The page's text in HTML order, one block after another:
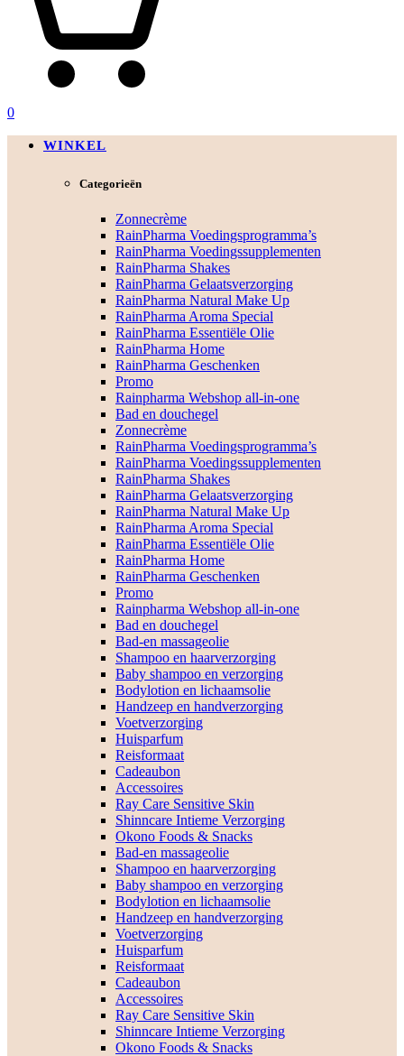
0
WINKEL
Categorieën
Zonnecrème
RainPharma Voedingsprogramma’s
RainPharma Voedingssupplementen
RainPharma Shakes
RainPharma Gelaatsverzorging
RainPharma Natural Make Up
RainPharma Aroma Special
RainPharma Essentiële Olie
RainPharma Home
RainPharma Geschenken
Promo
Rainpharma Webshop all-in-one
Bad en douchegel
Zonnecrème
RainPharma Voedingsprogramma’s
RainPharma Voedingssupplementen
RainPharma Shakes
RainPharma Gelaatsverzorging
RainPharma Natural Make Up
RainPharma Aroma Special
RainPharma Essentiële Olie
RainPharma Home
RainPharma Geschenken
Promo
Rainpharma Webshop all-in-one
Bad en douchegel
Bad-en massageolie
Shampoo en haarverzorging
Baby shampoo en verzorging
Bodylotion en lichaamsolie
Handzeep en handverzorging
Voetverzorging
Huisparfum
Reisformaat
Cadeaubon
Accessoires
Ray Care Sensitive Skin
Shinncare Intieme Verzorging
Okono Foods & Snacks
Bad-en massageolie
Shampoo en haarverzorging
Baby shampoo en verzorging
Bodylotion en lichaamsolie
Handzeep en handverzorging
Voetverzorging
Huisparfum
Reisformaat
Cadeaubon
Accessoires
Ray Care Sensitive Skin
Shinncare Intieme Verzorging
Okono Foods & Snacks